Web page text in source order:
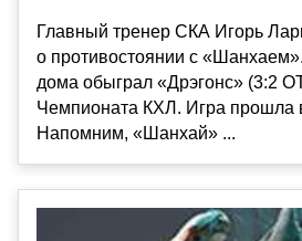
Главный тренер СКА Игорь
о противостоянии с
дома обыграл «Дрэгонс» (3:2
Чемпионата КХЛ. Игра прошла
Напомним, «Шанхай» ...